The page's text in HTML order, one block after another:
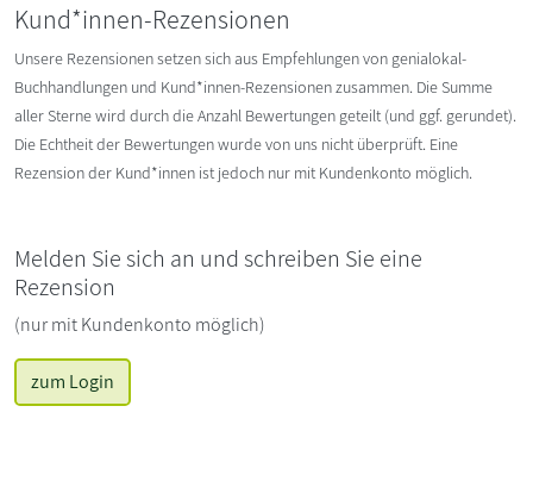
Kund*innen-Rezensionen
Unsere Rezensionen setzen sich aus Empfehlungen von genialokal-
Buchhandlungen und Kund*innen-Rezensionen zusammen. Die Summe
aller Sterne wird durch die Anzahl Bewertungen geteilt (und ggf. gerundet).
Die Echtheit der Bewertungen wurde von uns nicht überprüft. Eine
Rezension der Kund*innen ist jedoch nur mit Kundenkonto möglich.
Melden Sie sich an und schreiben Sie eine
Rezension
(nur mit Kundenkonto möglich)
zum Login